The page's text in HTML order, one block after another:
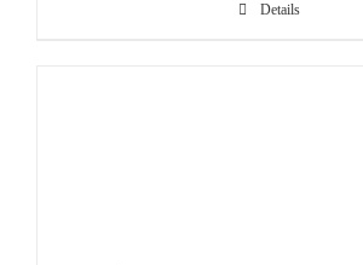
Details